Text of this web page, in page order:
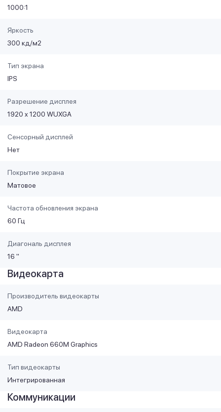
1000:1
Яркость
300 кд/м2
Тип экрана
IPS
Разрешение дисплея
1920 x 1200 WUXGA
Сенсорный дисплей
Нет
Покрытие экрана
Матовое
Частота обновления экрана
60 Гц
Диагональ дисплея
16 "
Видеокарта
Производитель видеокарты
AMD
Видеокарта
AMD Radeon 660M Graphics
Тип видеокарты
Интегрированная
Коммуникации